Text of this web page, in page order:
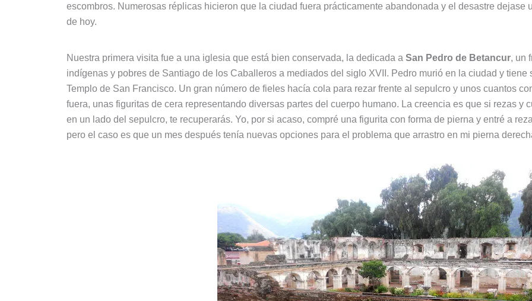
escombros. Numerosas réplicas hicieron que la ciudad fuera prácticamente abandonada y el desastre dejase
de hoy.
Nuestra primera visita fue a una iglesia que está bien conservada, la dedicada a San Pedro de Betancur, un
indígenas y pobres de Santiago de los Caballeros a mediados del siglo XVII. Pedro murió en la ciudad y
Templo de San Francisco. Un gran número de fieles hacía cola para rezar frente al sepulcro y unos cuantos
fuera, unas figuritas de cera representando diversas partes del cuerpo humano. La creencia es que si rezas y
en un lado del sepulcro, te recuperarás. Yo, por si acaso, compré una figurita con forma de pierna y entré a
pero el caso es que un mes después tenía nuevas opciones para el problema que arrastro en mi pierna